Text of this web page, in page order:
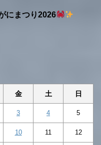
にまつり2026
金 土 日
3 4 5
10 11 12